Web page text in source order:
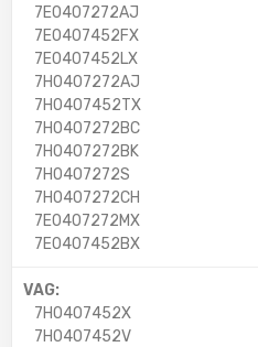
7E0407272AJ
7E0407452FX
7E0407452LX
7H0407272AJ
7H0407452TX
7H0407272BC
7H0407272BK
7H0407272S
7H0407272CH
7E0407272MX
7E0407452BX
VAG:
7H0407452X
7H0407452V